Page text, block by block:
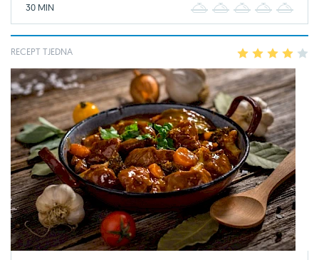
30 MIN 2 3 4
RECEPT TJEDNA 2 3 4